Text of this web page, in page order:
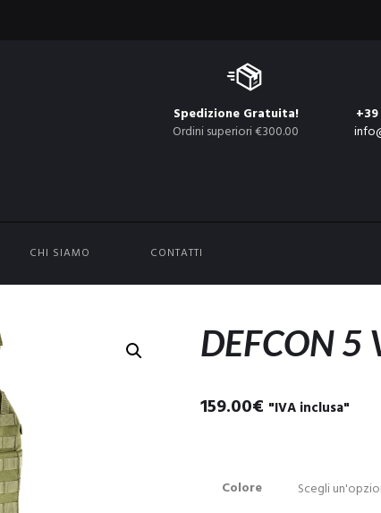
Spedizione Gratuita!
Ordini superiori €300.00
CHI SIAMO CONTATTI
DEFCON 5
159.00€ "IVA inclusa"
Colore